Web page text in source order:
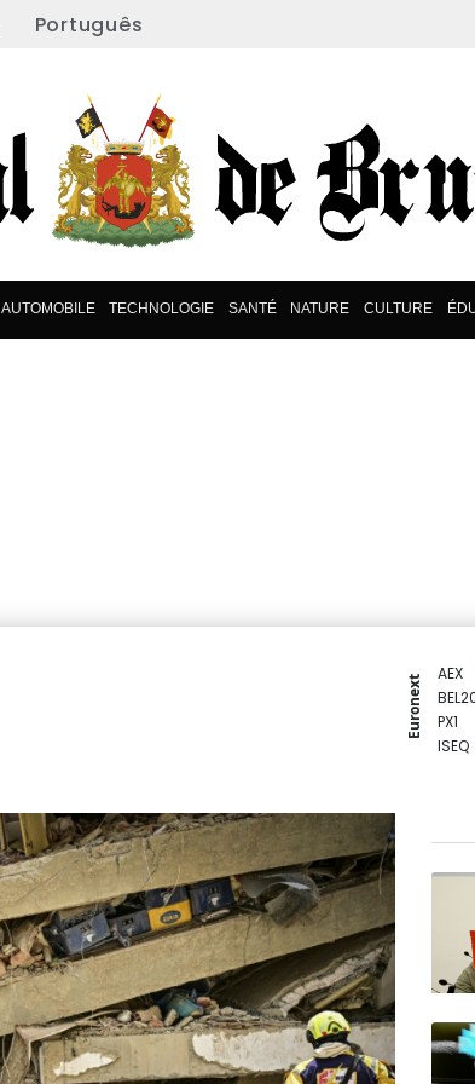
Português
AUTOMOBILE TECHNOLOGIE SANTÉ NATURE CULTURE
Euronext
AEX
PX1
ISEQ